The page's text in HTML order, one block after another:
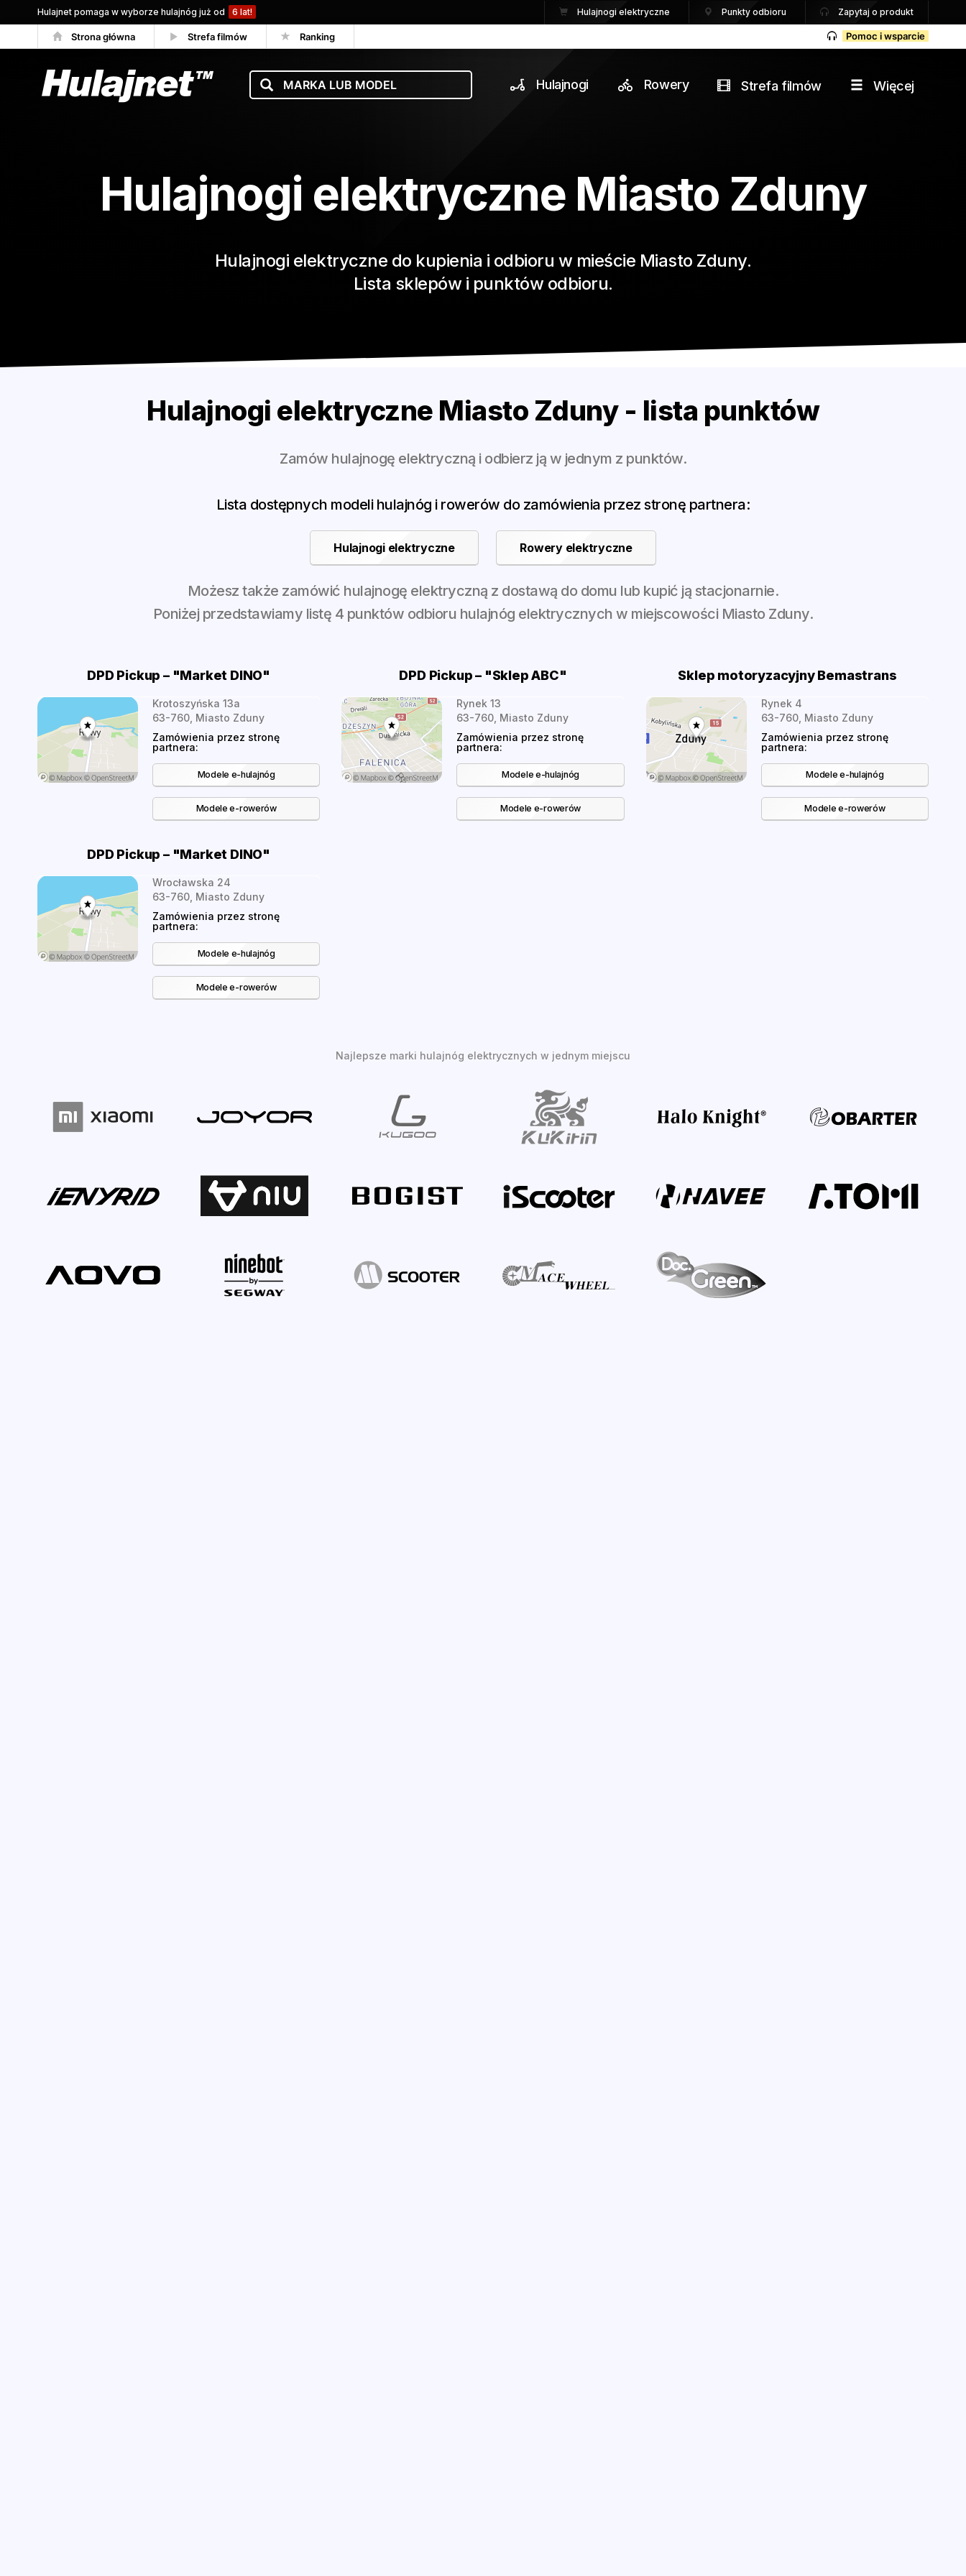
Hulajnet pomaga w wyborze hulajnóg już od 6 lat! Hulajnogi elektryczne Punkty odbioru Zapytaj o produkt
Strona główna Strefa filmów Ranking Pomoc i wsparcie
Hulajnogi Rowery Strefa filmów Więcej
Hulajnogi elektryczne Miasto Zduny
Hulajnogi elektryczne do kupienia i odbioru w mieście Miasto Zduny.
Lista sklepów i punktów odbioru.
Hulajnogi elektryczne Miasto Zduny - lista punktów
Zamów hulajnogę elektryczną i odbierz ją w jednym z punktów.
Lista dostępnych modeli hulajnóg i rowerów do zamówienia przez stronę partnera:
Hulajnogi elektryczne Rowery elektryczne
Możesz także zamówić hulajnogę elektryczną z dostawą do domu lub kupić ją stacjonarnie.
Poniżej przedstawiamy listę 4 punktów odbioru hulajnóg elektrycznych w miejscowości Miasto Zduny.
DPD Pickup – "Market DINO"
Krotoszyńska 13a
63-760, Miasto Zduny
Zamówienia przez stronę
partnera:
Modele e-hulajnóg
Modele e-rowerów
DPD Pickup – "Sklep ABC"
Rynek 13
63-760, Miasto Zduny
Zamówienia przez stronę
partnera:
Modele e-hulajnóg
Modele e-rowerów
Sklep motoryzacyjny Bemastrans
Rynek 4
63-760, Miasto Zduny
Zamówienia przez stronę
partnera:
Modele e-hulajnóg
Modele e-rowerów
DPD Pickup – "Market DINO"
Wrocławska 24
63-760, Miasto Zduny
Zamówienia przez stronę
partnera:
Modele e-hulajnóg
Modele e-rowerów
Najlepsze marki hulajnóg elektrycznych w jednym miejscu